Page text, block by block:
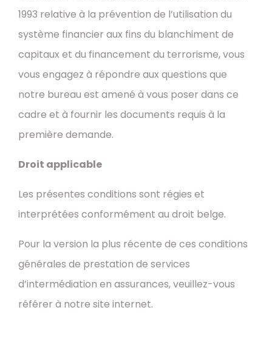
1993 relative à la prévention de l’utilisation du
système financier aux fins du blanchiment de
capitaux et du financement du terrorisme, vous
vous engagez à répondre aux questions que
notre bureau est amené à vous poser dans ce
cadre et à fournir les documents requis à la
première demande.
Droit applicable
Les présentes conditions sont régies et
interprétées conformément au droit belge.
Pour la version la plus récente de ces conditions
générales de prestation de services
d’intermédiation en assurances, veuillez-vous
référer à notre site internet.